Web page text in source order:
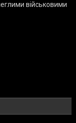
військовими